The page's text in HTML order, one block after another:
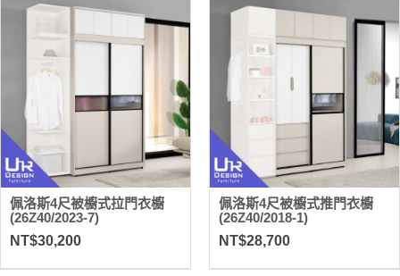
佩洛斯4尺被櫥式拉門衣櫥
(26Z40/2023-7)
NT$30,200
佩洛斯4尺被櫥式推門衣櫥
(26Z40/2018-1)
NT$28,700